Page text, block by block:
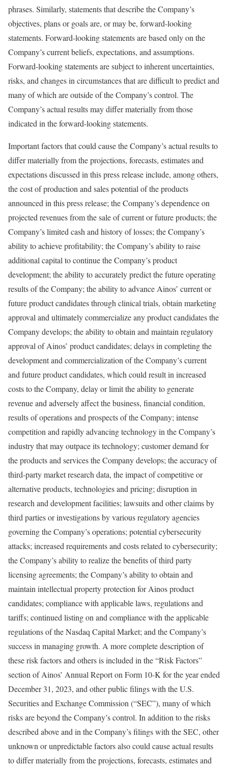
phrases. Similarly, statements that describe the Company’s
objectives, plans or goals are, or may be, forward-looking
statements. Forward-looking statements are based only on the
Company’s current beliefs, expectations, and assumptions.
Forward-looking statements are subject to inherent uncertainties,
risks, and changes in circumstances that are difficult to predict and
many of which are outside of the Company’s control. The
Company’s actual results may differ materially from those
indicated in the forward-looking statements.
Important factors that could cause the Company’s actual results to
differ materially from the projections, forecasts, estimates and
expectations discussed in this press release include, among others,
the cost of production and sales potential of the products
announced in this press release; the Company’s dependence on
projected revenues from the sale of current or future products; the
Company’s limited cash and history of losses; the Company’s
ability to achieve profitability; the Company’s ability to raise
additional capital to continue the Company’s product
development; the ability to accurately predict the future operating
results of the Company; the ability to advance Ainos’ current or
future product candidates through clinical trials, obtain marketing
approval and ultimately commercialize any product candidates the
Company develops; the ability to obtain and maintain regulatory
approval of Ainos’ product candidates; delays in completing the
development and commercialization of the Company’s current
and future product candidates, which could result in increased
costs to the Company, delay or limit the ability to generate
revenue and adversely affect the business, financial condition,
results of operations and prospects of the Company; intense
competition and rapidly advancing technology in the Company’s
industry that may outpace its technology; customer demand for
the products and services the Company develops; the accuracy of
third-party market research data, the impact of competitive or
alternative products, technologies and pricing; disruption in
research and development facilities; lawsuits and other claims by
third parties or investigations by various regulatory agencies
governing the Company’s operations; potential cybersecurity
attacks; increased requirements and costs related to cybersecurity;
the Company’s ability to realize the benefits of third party
licensing agreements; the Company’s ability to obtain and
maintain intellectual property protection for Ainos product
candidates; compliance with applicable laws, regulations and
tariffs; continued listing on and compliance with the applicable
regulations of the Nasdaq Capital Market; and the Company’s
success in managing growth. A more complete description of
these risk factors and others is included in the “Risk Factors”
section of Ainos’ Annual Report on Form 10-K for the year ended
December 31, 2023, and other public filings with the U.S.
Securities and Exchange Commission (“SEC”), many of which
risks are beyond the Company’s control. In addition to the risks
described above and in the Company’s filings with the SEC, other
unknown or unpredictable factors also could cause actual results
to differ materially from the projections, forecasts, estimates and